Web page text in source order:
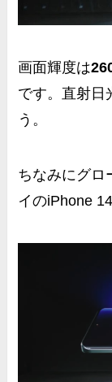
画面輝度は
です。直射日
う。
ちなみにグロ
イのiPhone